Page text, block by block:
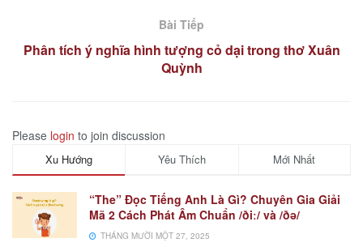
Bài Tiếp
Phân tích ý nghĩa hình tượng cỏ dại trong thơ Xuân
Quỳnh
Please login to join discussion
Xu Hướng Yêu Thích Mới Nhất
“The” Đọc Tiếng Anh Là Gì? Chuyên Gia Giải
Mã 2 Cách Phát Âm Chuẩn /ðiː/ và /ðə/
THÁNG MƯỜI MỘT 27, 2025